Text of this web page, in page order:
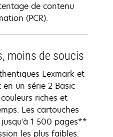
de contenu
(PCR).
moins de soucis
Lexmark et
un série 2 Basic
riches et
Les cartouches
1 500 pages**
les plus faibles.